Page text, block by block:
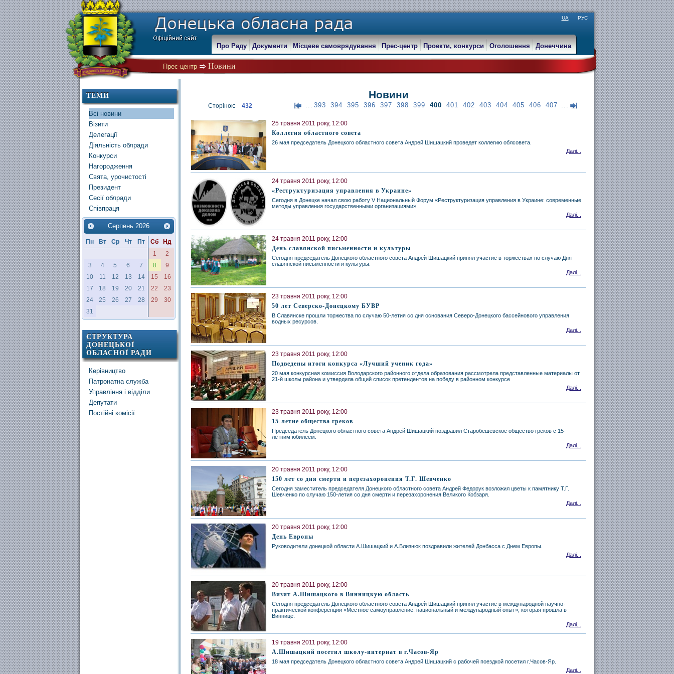
UA РУС
Прес-центр Новини
Про Раду Документи Місцеве самоврядування Прес-центр Проекти, конкурси Оголошення Донеччина
ТЕМИ
Всі новини
Візити
Делегації
Діяльність облради
Конкурси
Нагородження
Свята, урочистості
Президент
Сесії облради
Співпраця
Серпень 2026
Пн Вт Ср Чт Пт Сб
Нд
1
2
3
4 5 6 7 8
9
10
11 12 13 14 15
16
17
18 19 20 21 22
23
24
25 26 27 28 29
30
31
СТРУКТУРА
ДОНЕЦЬКОЇ
ОБЛАСНОЇ РАДИ
Керівництво
Патронатна служба
Управління і відділи
Депутати
Постійні комісії
Новини
Сторінок: 432 ... 393 394 395 396 397 398 399 400 401 402 403 404 405 406 407 ...
25 травня 2011 року, 12:00
Коллегия областного совета
26 мая председатель Донецкого областного совета Андрей Шишацкий проведет коллегию облсовета.
Далі...
24 травня 2011 року, 12:00
«Реструктуризация управления в Украине»
Сегодня в Донецке начал свою работу V Национальный Форум «Реструктуризация управления в Украине: современные
методы управления государственными организациями».
Далі...
24 травня 2011 року, 12:00
День славянской письменности и культуры
Сегодня председатель Донецкого областного совета Андрей Шишацкий принял участие в торжествах по случаю Дня
славянской письменности и культуры.
Далі...
23 травня 2011 року, 12:00
50 лет Северско-Донецкому БУВР
В Славянске прошли торжества по случаю 50-летия со дня основания Северо-Донецкого бассейнового управления
водных ресурсов.
Далі...
23 травня 2011 року, 12:00
Подведены итоги конкурса «Лучший ученик года»
20 мая конкурсная комиссия Володарского районного отдела образования рассмотрела представленные материалы от
21-й школы района и утвердила общий список претендентов на победу в районном конкурсе
Далі...
23 травня 2011 року, 12:00
15-летие общества греков
Председатель Донецкого областного совета Андрей Шишацкий поздравил Старобешевское общество греков с 15-
летним юбилеем.
Далі...
20 травня 2011 року, 12:00
150 лет со дня смерти и перезахоронения Т.Г. Шевченко
Сегодня заместитель председателя Донецкого областного совета Андрей Федорук возложил цветы к памятнику Т.Г.
Шевченко по случаю 150-летия со дня смерти и перезахоронения Великого Кобзаря.
Далі...
20 травня 2011 року, 12:00
День Европы
Руководители донецкой области А.Шишацкий и А.Близнюк поздравили жителей Донбасса с Днем Европы.
Далі...
20 травня 2011 року, 12:00
Визит А.Шишацкого в Винницкую область
Сегодня председатель Донецкого областного совета Андрей Шишацкий принял участие в международной научно-
практической конференции «Местное самоуправление: национальный и международный опыт», которая прошла в
Виннице.
Далі...
19 травня 2011 року, 12:00
А.Шишацкий посетил школу-интернат в г.Часов-Яр
18 мая председатель Донецкого областного совета Андрей Шишацкий с рабочей поездкой посетил г.Часов-Яр.
Далі...